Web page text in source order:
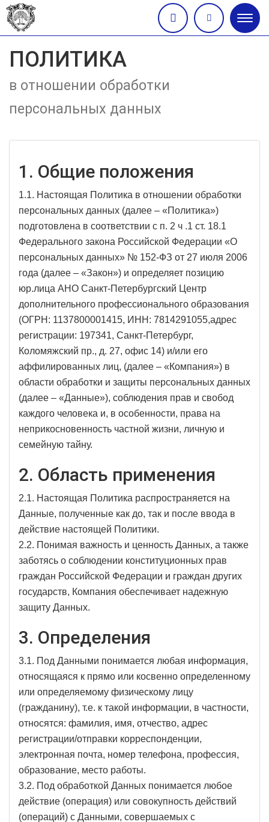
меню
ПОЛИТИКА
в отношении обработки
персональных данных
1. Общие положения
1.1. Настоящая Политика в отношении обработки
персональных данных (далее – «Политика»)
подготовлена в соответствии с п. 2 ч .1 ст. 18.1
Федерального закона Российской Федерации «О
персональных данных» № 152-ФЗ от 27 июля 2006
года (далее – «Закон») и определяет позицию
юр.лица АНО Санкт-Петербургский Центр
дополнительного профессионального образования
(ОГРН: 1137800001415, ИНН: 7814291055,адрес
регистрации: 197341, Санкт-Петербург,
Коломяжский пр., д. 27, офис 14) и/или его
аффилированных лиц, (далее – «Компания») в
области обработки и защиты персональных данных
(далее – «Данные»), соблюдения прав и свобод
каждого человека и, в особенности, права на
неприкосновенность частной жизни, личную и
семейную тайну.
2. Область применения
2.1. Настоящая Политика распространяется на
Данные, полученные как до, так и после ввода в
действие настоящей Политики.
2.2. Понимая важность и ценность Данных, а также
заботясь о соблюдении конституционных прав
граждан Российской Федерации и граждан других
государств, Компания обеспечивает надежную
защиту Данных.
3. Определения
3.1. Под Данными понимается любая информация,
относящаяся к прямо или косвенно определенному
или определяемому физическому лицу
(гражданину), т.е. к такой информации, в частности,
относятся: фамилия, имя, отчество, адрес
регистрации/отправки корреспонденции,
электронная почта, номер телефона, профессия,
образование, место работы.
3.2. Под обработкой Данных понимается любое
действие (операция) или совокупность действий
(операций) с Данными, совершаемых с